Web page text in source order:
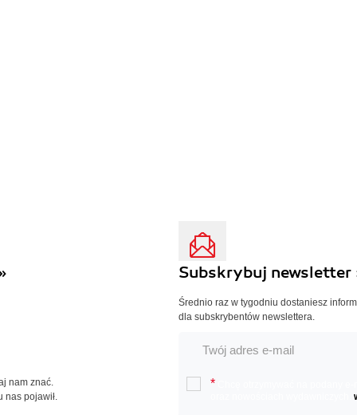
nam znać.
nas pojawił.
Subskrybuj newsletter
Średnio raz w tygodniu dostaniesz
dla subskrybentów newslettera.
*